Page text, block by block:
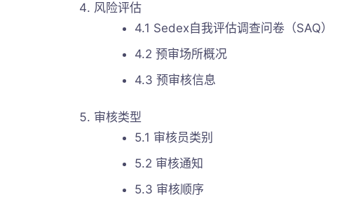
风险评估
4.1 Sedex自我评估调查问卷（SAQ）
4.2 预审场所概况
4.3 预审核信息
审核类型
5.1 审核员类别
5.2 审核通知
5.3 审核顺序